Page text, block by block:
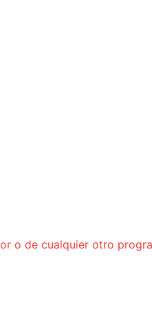
o de cualquier otro